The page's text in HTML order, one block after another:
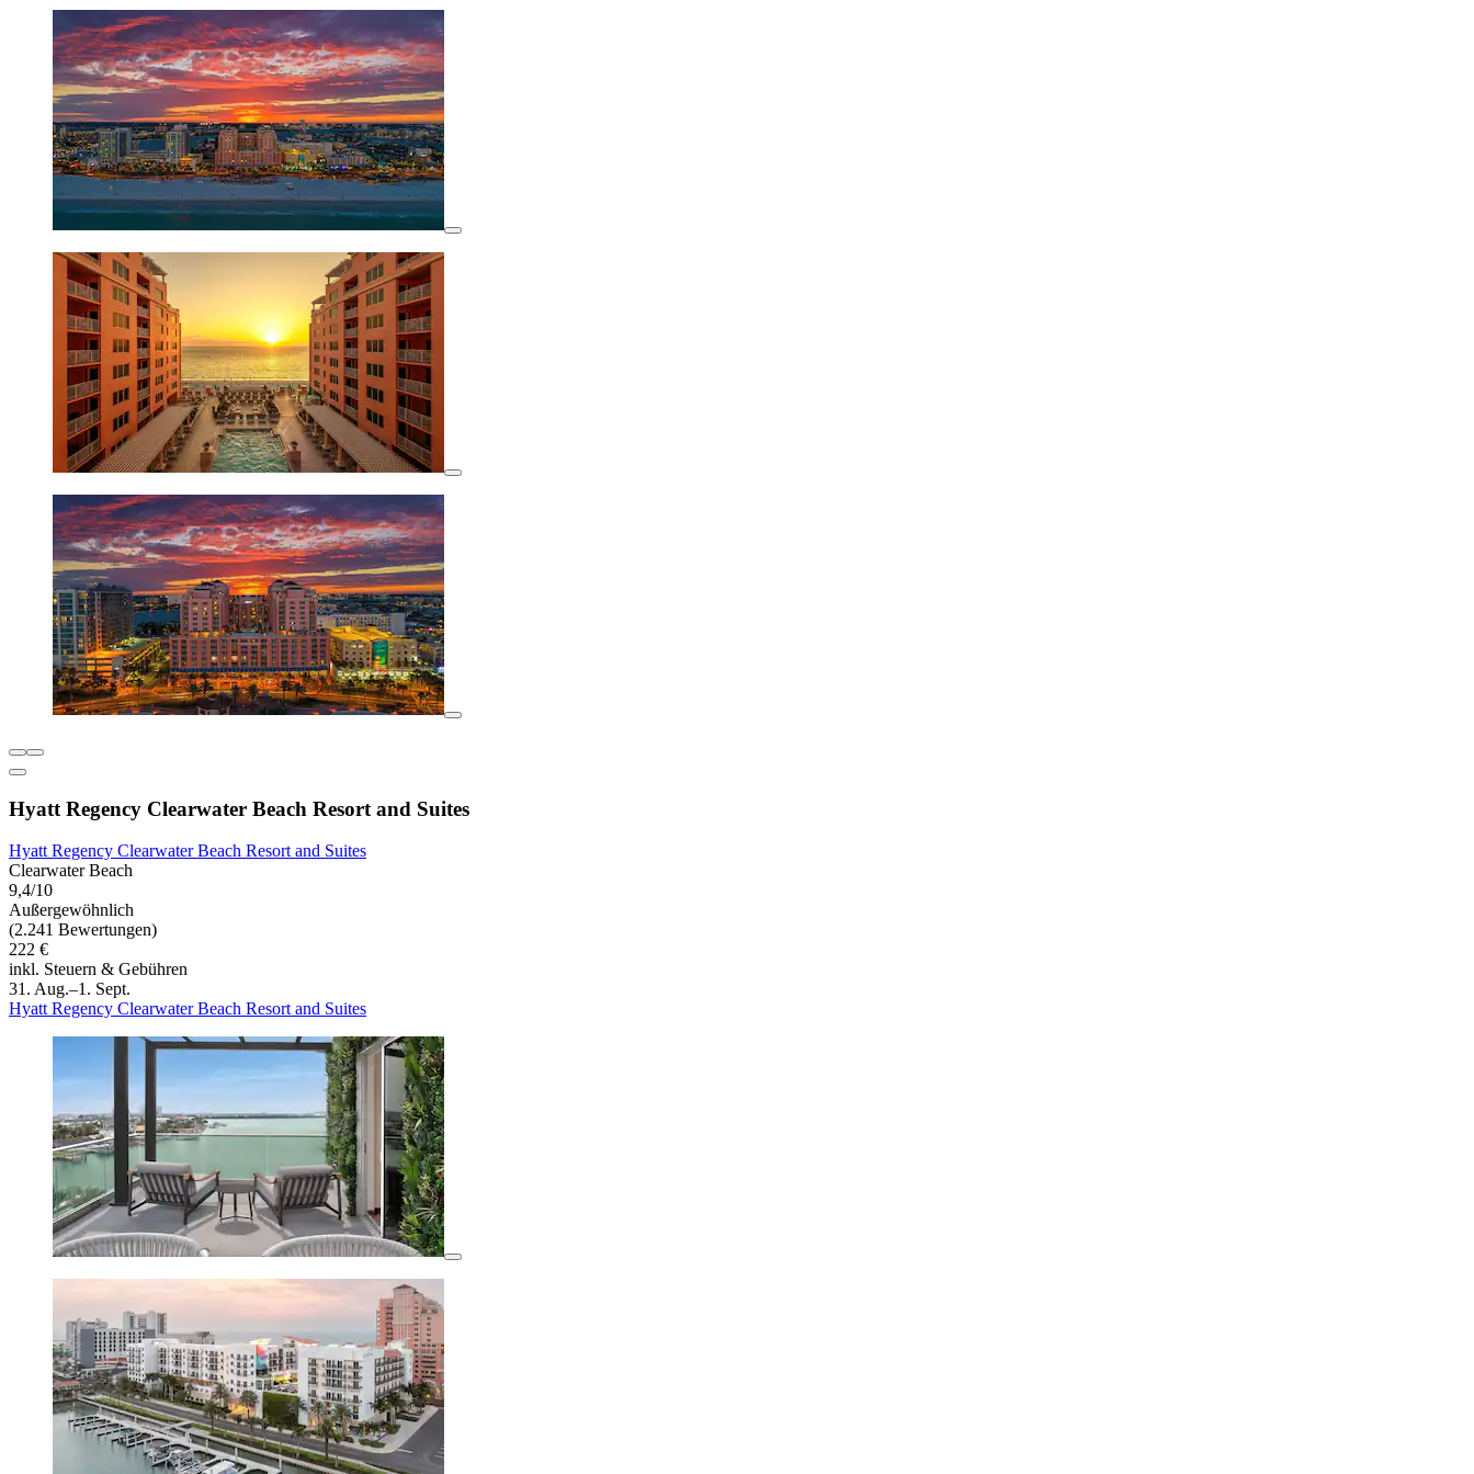
Hyatt Regency Clearwater Beach Resort and Suites
Hyatt Regency Clearwater Beach Resort and Suites
Clearwater Beach
9,4/10
Außergewöhnlich
(2.241 Bewertungen)
222 €
inkl. Steuern & Gebühren
31. Aug.–1. Sept.
Hyatt Regency Clearwater Beach Resort and Suites